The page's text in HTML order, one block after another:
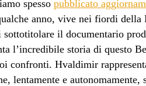
spesso pubblicato
anno, vive nei fiordi della
sottotitolare il documentario
l’incredibile storia di questo
confronti. Hvaldimir
lentamente e